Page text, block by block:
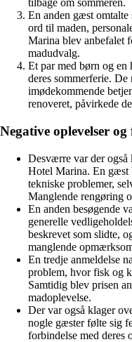
tilbage om sommeren.
En anden gæst omtalte
ord til maden,
Marina blev anbefalet
madudvalg.
Et par med børn og en
deres sommerferie.
imødekommende
renoveret, påvirkede
Negative oplevelser
Desværre var der også
Hotel Marina. En gæst
tekniske problemer,
Manglende rengøring
En anden besøgende
generelle
beskrevet som slidte,
manglende
En tredje anmeldelse
problem, hvor fisk og
Samtidig blev prisen
madoplevelse.
Der var også klager
nogle gæster følte sig
forbindelse med deres